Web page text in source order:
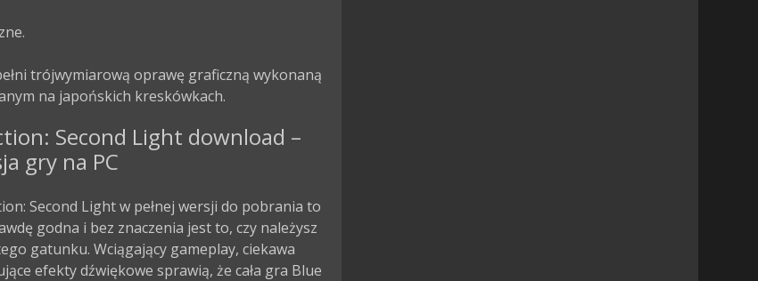
trójwymiarową oprawę graficzną wykonaną
na japońskich kreskówkach.
Second Light download –
gry na PC
Second Light w pełnej wersji do pobrania to
godna i bez znaczenia jest to, czy należysz
gatunku. Wciągający gameplay, ciekawa
efekty dźwiękowe sprawią, że cała gra Blue